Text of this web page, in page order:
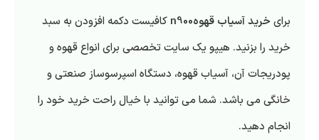
برای خرید آسیاب قهوهn900
کافیست دکمه افزودن به سبد
خرید را بزنید. هیپو یک سایت تخصصی برای انواع قهوه و
پودریجات آن، آسیاب قهوه، دستگاه اسپرسوساز صنعتی و
خانگی می باشد. شما می توانید با خیال راحت خرید خود را
انجام دهید.